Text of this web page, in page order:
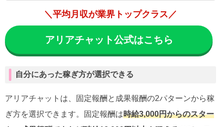
＼平均月収が業界トップクラス／
アリアチャット公式はこちら
自分にあった稼ぎ方が選択できる
アリアチャットは、固定報酬と成果報酬の2パターンから稼
ぎ方を選択できます。固定報酬は時給3,000円からのスター